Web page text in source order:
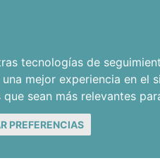
tecnologías de
mejor experiencia en el
sean más relevantes
PREFERENCIAS